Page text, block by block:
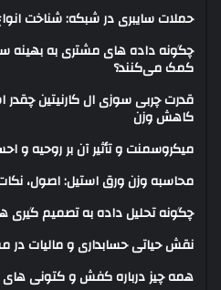
حملات سایبری در شبکه: شناخت
چگونه داده های مشتری به بهینه
کمک می‌کنند؟
قدرت چربی سوزی ال کارنیتین چقدر
کاهش وزن
میکروسمنت و تأثیر آن بر روحیه و
محاسبه وزن ورق استیل: اصول،
چگونه تحلیل داده به تصمیم
نقش حیاتی حسابداری و مالیات در
همه چیز درباره کفش و کتونی